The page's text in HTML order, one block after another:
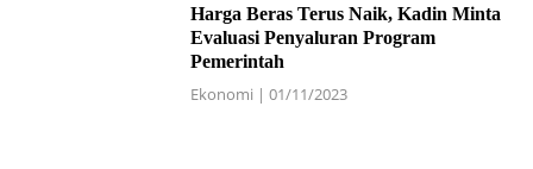
Harga Beras Terus Naik, Kadin Minta
Evaluasi Penyaluran Program
Pemerintah
Ekonomi | 01/11/2023